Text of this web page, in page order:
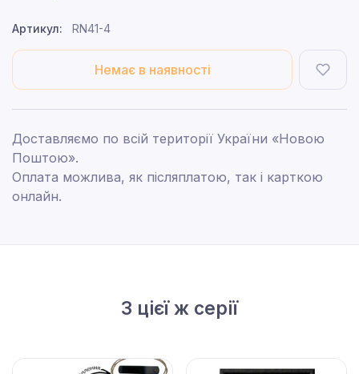
Артикул: RN41-4
Немає в наявності
Доставляємо по всій території України «Новою
Поштою».
Оплата можлива, як післяплатою, так і карткою
онлайн.
З цієї ж серії